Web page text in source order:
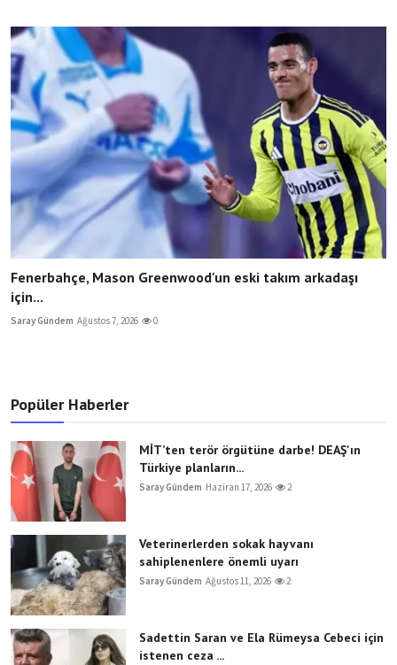
Fenerbahçe, Mason Greenwood'un eski takım arkadaşı
için...
Saray Gündem Ağustos 7, 2026 0
Popüler Haberler
MİT’ten terör örgütüne darbe! DEAŞ'ın
Türkiye planların...
Saray Gündem Haziran 17, 2026 2
Veterinerlerden sokak hayvanı
sahiplenenlere önemli uyarı
Saray Gündem Ağustos 11, 2026 2
Sadettin Saran ve Ela Rümeysa Cebeci için
istenen ceza ...